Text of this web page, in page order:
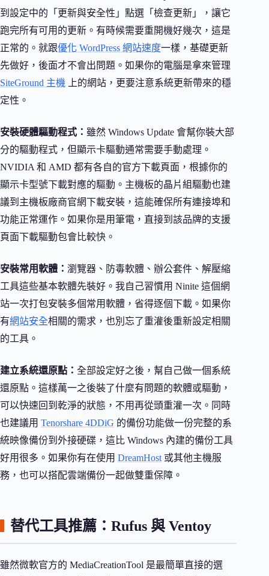
到設定中的「更新與安全性」點選「檢查更新」，讓它
跑完所有可用的更新。有時候需要重開機好幾次，這是
正常的。就跟優化 WordPress 網站速度一樣，基礎更新
先做好，後面才不會出問題。如果你的電腦是拿來管理
SiteGround 主機 上的網站，更要注意系統更新帶來的穩
定性。
安裝硬體驅動程式： 雖然 Windows Update 會幫你裝大部
分的驅動程式，但顯示卡驅動通常需要手動處理。
NVIDIA 和 AMD 都有各自的官方下載頁面，根據你的
顯示卡型號下載對應的驅動。主機板的晶片組驅動也建
議到主機板廠商官網下載安裝，這能確保所有連接埠和
功能正常運作。如果你是用筆電，直接到該品牌的支援
頁面下載驅動包會比較快。
安裝常用軟體： 瀏覽器、防毒軟體、辦公套件、解壓縮
工具這些基本軟體先裝好。我自己習慣用 Ninite 這個網
站一次打包安裝多個常用軟體，省得逐個下載。如果你
有網站安全相關的需求，也別忘了重灌後重新設定相關
的工具。
建立系統還原點： 全部設定好之後，幫自己做一個系統
還原點。這樣萬一之後裝了什麼有問題的軟體或驅動，
可以快速回到乾淨的狀態，不用再從頭重灌一次。同時
也建議用 Tenorshare 4DDiG 的備份功能做一份完整的系
統映像備份到外接硬碟，這比 Windows 內建的備份工具
好用很多。如果你有在使用 DreamHost 或其他主機服
務，也可以搭配雲端備份一起做雙重保障。
替代工具推薦：Rufus 與 Ventoy
雖然微軟官方的 MediaCreationTool 是最簡單直接的選